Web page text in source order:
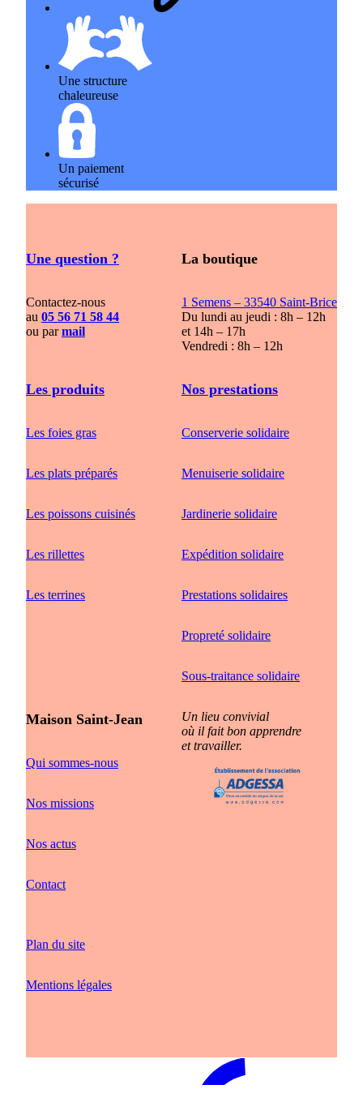
Une structure
chaleureuse
Un paiement
sécurisé
Une question ?
Contactez-nous
au 05 56 71 58 44
ou parmail
La boutique
1 Semens – 33540 Saint-Brice
Du lundi au jeudi : 8h – 12h
et 14h – 17h
Vendredi : 8h – 12h
Les produits
Les foies gras
Les plats préparés
Les poissons cuisinés
Les rillettes
Les terrines
Nos prestations
Conserverie solidaire
Menuiserie solidaire
Jardinerie solidaire
Expédition solidaire
Prestations solidaires
Propreté solidaire
Sous-traitance solidaire
Maison Saint-Jean
Qui sommes-nous
Nos missions
Nos actus
Contact
Plan du site
Mentions légales
Un lieu convivial
où il fait bon apprendre
et travailler.